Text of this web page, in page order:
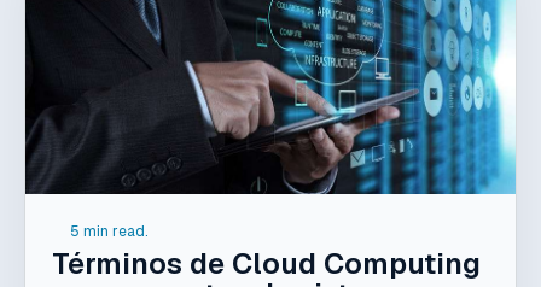
5 min read.
Términos de Cloud Computing